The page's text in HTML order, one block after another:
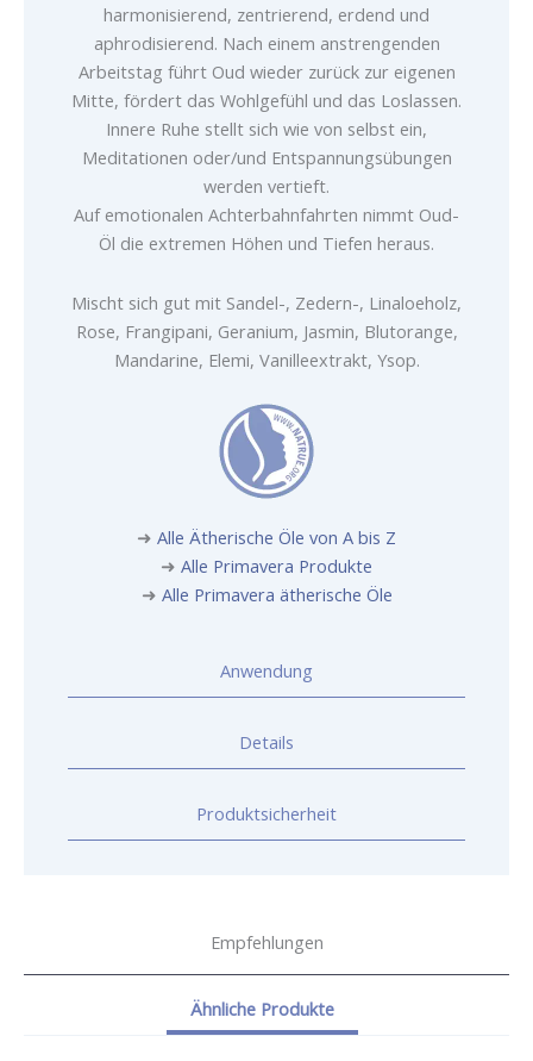
harmonisierend, zentrierend, erdend und
aphrodisierend. Nach einem anstrengenden
Arbeitstag führt Oud wieder zurück zur eigenen
Mitte, fördert das Wohlgefühl und das Loslassen.
Innere Ruhe stellt sich wie von selbst ein,
Meditationen oder/und Entspannungsübungen
werden vertieft.
Auf emotionalen Achterbahnfahrten nimmt Oud-
Öl die extremen Höhen und Tiefen heraus.
Mischt sich gut mit Sandel-, Zedern-, Linaloeholz,
Rose, Frangipani, Geranium, Jasmin, Blutorange,
Mandarine, Elemi, Vanilleextrakt, Ysop.
➜ Alle Ätherische Öle von A bis Z
➜ Alle Primavera Produkte
➜ Alle Primavera ätherische Öle
Anwendung
Details
Produktsicherheit
Empfehlungen
Ähnliche Produkte